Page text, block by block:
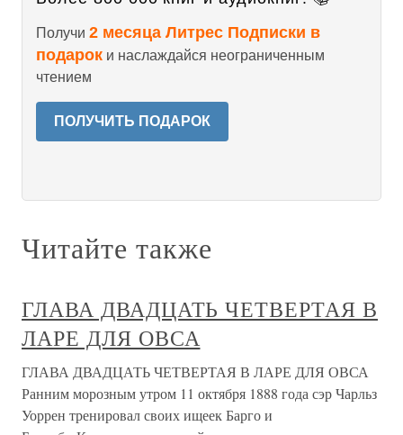
Получи 2 месяца Литрес Подписки в
подарок и наслаждайся неограниченным
чтением
ПОЛУЧИТЬ ПОДАРОК
Читайте также
ГЛАВА ДВАДЦАТЬ ЧЕТВЕРТАЯ В
ЛАРЕ ДЛЯ ОВСА
ГЛАВА ДВАДЦАТЬ ЧЕТВЕРТАЯ В ЛАРЕ ДЛЯ ОВСА
Ранним морозным утром 11 октября 1888 года сэр Чарльз
Уоррен тренировал своих ищеек Барго и